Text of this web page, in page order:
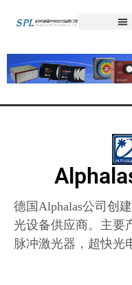
德国Alphalas公司创
光设备供应商。主要
脉冲激光器，超快光